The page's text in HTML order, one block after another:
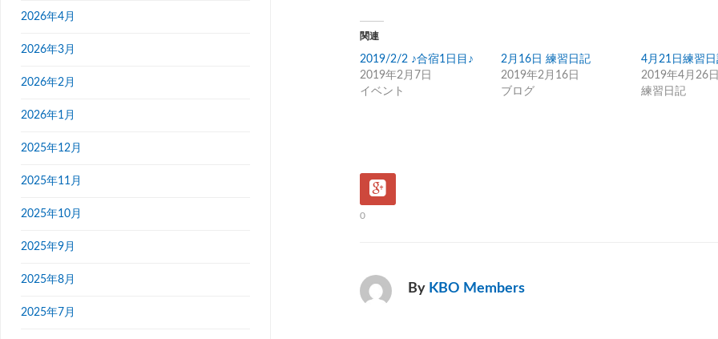
関連
2019/2/2 ♪合宿1日目♪
2019年2月7日
イベント
2月16日 練習日記
2019年2月16日
ブログ
4月21日練習
2019年4月26日
練習日記
0
By KBO Members
2026年4月
2026年3月
2026年2月
2026年1月
2025年12月
2025年11月
2025年10月
2025年9月
2025年8月
2025年7月